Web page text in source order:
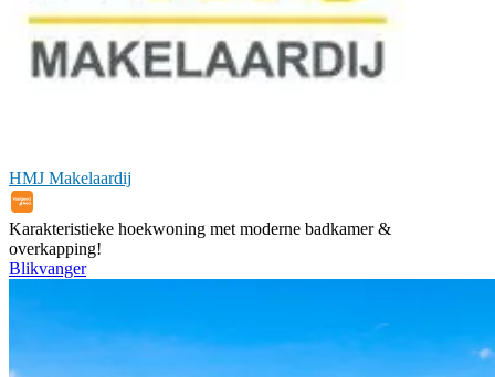
HMJ Makelaardij
Karakteristieke hoekwoning met moderne badkamer &
overkapping!
Blikvanger